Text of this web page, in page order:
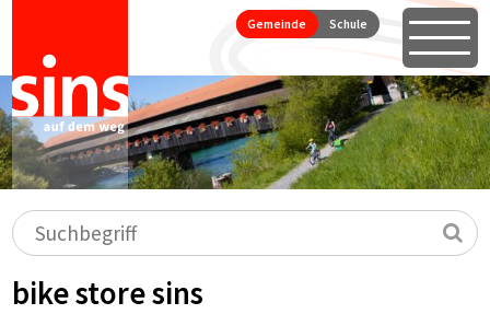
Direkt zum Inhalt springen
Hauptnavigation
Gemeinde Schule
Suchbegriff
bike store sins